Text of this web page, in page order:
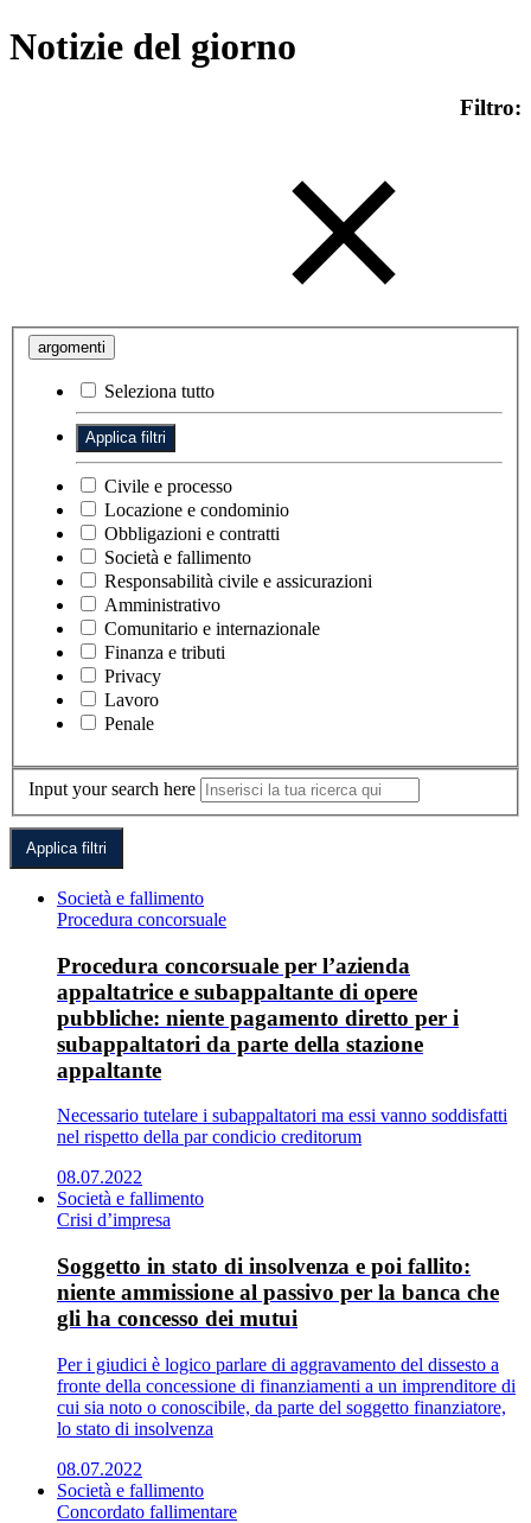
Notizie del giorno
Filtro:
argomenti
Seleziona tutto
Civile e processo
Locazione e condominio
Obbligazioni e contratti
Società e fallimento
Responsabilità civile e assicurazioni
Amministrativo
Comunitario e internazionale
Finanza e tributi
Privacy
Lavoro
Penale
Input your search here
Società e fallimento
Procedura concorsuale
Procedura concorsuale per l’azienda
appaltatrice e subappaltante di opere
pubbliche: niente pagamento diretto per i
subappaltatori da parte della stazione
appaltante
Necessario tutelare i subappaltatori ma essi vanno soddisfatti
nel rispetto della par condicio creditorum
08.07.2022
Società e fallimento
Crisi d’impresa
Soggetto in stato di insolvenza e poi fallito:
niente ammissione al passivo per la banca che
gli ha concesso dei mutui
Per i giudici è logico parlare di aggravamento del dissesto a
fronte della concessione di finanziamenti a un imprenditore di
cui sia noto o conoscibile, da parte del soggetto finanziatore,
lo stato di insolvenza
08.07.2022
Società e fallimento
Concordato fallimentare